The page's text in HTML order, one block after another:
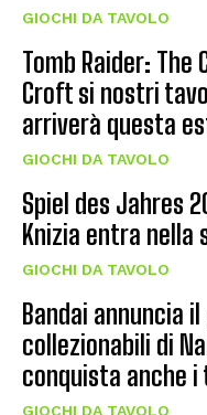
GIOCHI DA TAVOLO
Tomb Raider: The
Croft si nostri
arriverà questa
GIOCHI DA TAVOLO
Spiel des Jahres
Knizia entra nella
GIOCHI DA TAVOLO
Bandai annuncia
collezionabili di
conquista anche
GIOCHI DA TAVOLO